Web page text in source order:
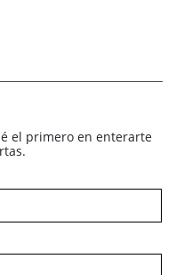
el primero en enterarte